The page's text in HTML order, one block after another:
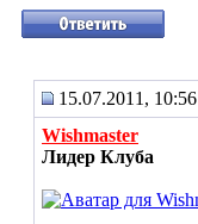
15.07.2011, 10:56
Wishmaster
Лидер Клуба